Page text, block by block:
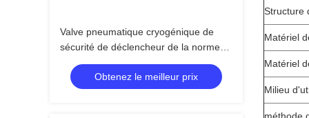
Valve pneumatique cryogénique de
sécurité de déclencheur de la norme
de l'OIN SS304 SS316
Obtenez le meilleur prix
Structure
Matériel
Matériel
Milieu